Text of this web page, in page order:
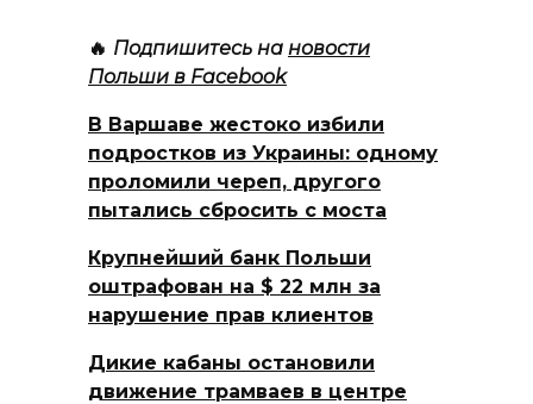
🔥 Подпишитесь на новости
Польши в Facebook
В Варшаве жестоко избили
подростков из Украины: одному
проломили череп, другого
пытались сбросить с моста
Крупнейший банк Польши
оштрафован на $ 22 млн за
нарушение прав клиентов
Дикие кабаны остановили
движение трамваев в центре